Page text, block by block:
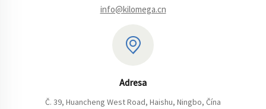
info@kilomega.cn
Adresa
Č. 39, Huancheng West Road, Haishu, Ningbo, Čína